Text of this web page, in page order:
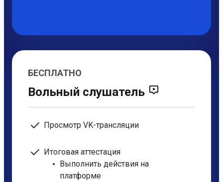
БЕСПЛАТНО
Вольный слушатель
Просмотр VK-трансляции
Итоговая аттестация
Выполнить действия на
платформе